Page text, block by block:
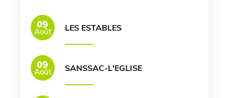
09
Août LES ESTABLES
09
Août SANSSAC-L'EGLISE